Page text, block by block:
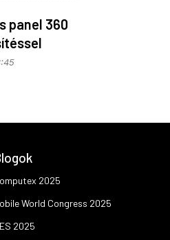
panel 360
2025
World Congress 2025
2025